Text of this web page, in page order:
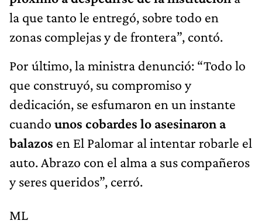
la que tanto le entregó, sobre todo en
zonas complejas y de frontera”, contó.
Por último, la ministra denunció: “Todo lo
que construyó, su compromiso y
dedicación, se esfumaron en un instante
cuando unos cobardes lo asesinaron a
balazos en El Palomar al intentar robarle el
auto. Abrazo con el alma a sus compañeros
y seres queridos”, cerró.
ML